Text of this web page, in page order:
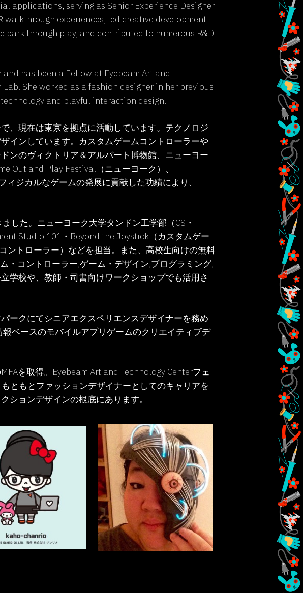
applications, serving as Senior Experience Designer
experiences, led creative development
through play, and contributed to numerous R&D
has been a Fellow at Eyebeam Art and
She worked as a fashion designer in her previous
and playful interaction design.
、現在は東京を拠点に活動しています。テクノロジ
インしています。カスタムゲームコントローラーや
ンのヴィクトリア＆アルバート博物館、ニューヨー
Out and Play Festival（ニューヨーク）、
ジカルなゲームの発展に貢献した功績により、
した。ニューヨーク大学タンドン工学部（CS・
Studio 101・Beyond the Joystick（カスタムゲー
ントローラー）などを担当。また、高校生向けの無料
・コントローラー,ゲーム・デザイン,プログラミング,
学校や、教師・司書向けワークショップでも活用さ
ークにてシニアエクスペリエンスデザイナーを務め
ベースのモバイルアプリゲームのクリエイティブデ
を取得。Eyebeam Art and Technology Centerフェ
ともとファッションデザイナーとしてのキャリアを
ションデザインの根底にあります。